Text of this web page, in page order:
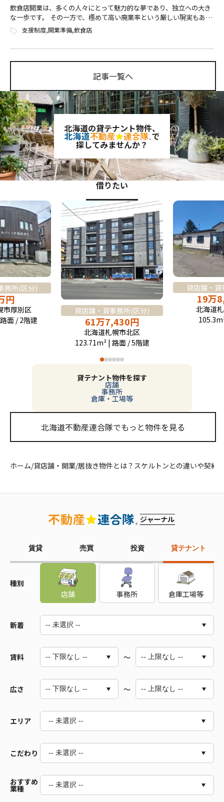
飲食店開業は、多くの人々にとって魅力的な夢であり、独立への大き
な一歩です。 その一方で、極めて高い廃業率という厳しい現実もあり
ます。 本記事では、飲食店の開業で失敗してしまう理由を事例ととも
に解説し、成功への道筋と、万が […]
支援制度,開業準備,飲食店
記事一覧へ
北海道の貸テナント物件、
で
探してみませんか？
借りたい
務所(区分)
円
市厚別区
面 / 2階建
貸店舗・貸事務所(区分)
61万7,430円
北海道札幌市北区
123.71m² | 路面 / 5階建
貸店舗・
19万
北海道
貸テナント物件を探す
店舗
事務所
倉庫・工場等
北海道不動産連合隊でもっと物件を見る
ホーム/貸店舗・開業/居抜き物件とは？スケルトンとの違いや契約
賃貸 売買 投資 貸テナント
種別
店舗
事務所 倉庫工場等
新着
賃料 ～
広さ ～
エリア -- 未選択 --
道央（札幌・千歳・苫小牧など）
道北（旭川・富良野・稚内など）
十勝（帯広・音更など）
こだわり -- 未選択 --
幹線道路沿い
おすすめ
業種 -- 未選択 --